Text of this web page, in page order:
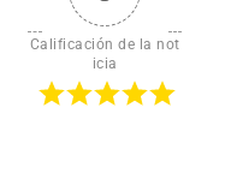
Calificación de la not
icia